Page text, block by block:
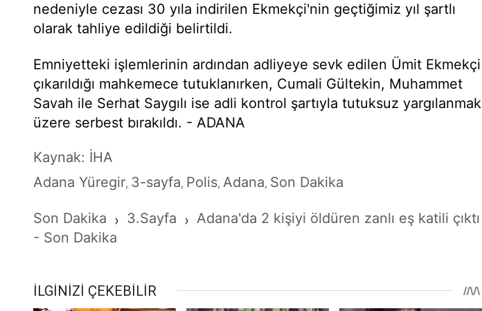
nedeniyle cezası 30 yıla indirilen Ekmekçi'nin geçtiğimiz yıl şartlı
olarak tahliye edildiği belirtildi.
Emniyetteki işlemlerinin ardından adliyeye sevk edilen Ümit Ekmekçi
çıkarıldığı mahkemece tutuklanırken, Cumali Gültekin, Muhammet
Savah ile Serhat Saygılı ise adli kontrol şartıyla tutuksuz yargılanmak
üzere serbest bırakıldı. - ADANA
Kaynak: İHA
Adana Yüregir, 3-sayfa, Polis, Adana, Son Dakika
Son Dakika › 3.Sayfa › Adana'da 2 kişiyi öldüren zanlı eş katili çıktı
- Son Dakika